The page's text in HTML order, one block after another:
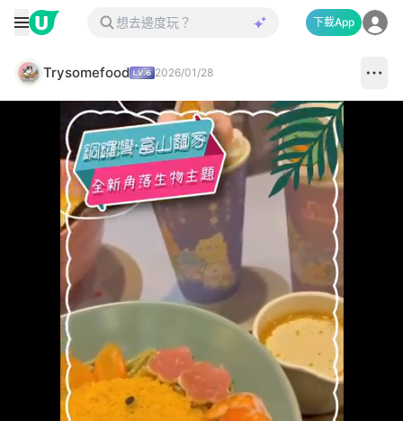
下載App
Trysomefood 2026/01/28